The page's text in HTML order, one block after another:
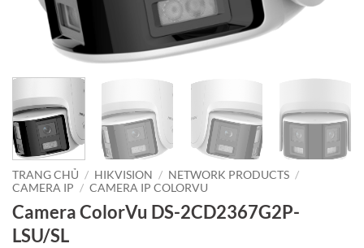
TRANG CHỦ / HIKVISION / NETWORK PRODUCTS /
CAMERA IP / CAMERA IP COLORVU
Camera ColorVu DS-2CD2367G2P-
LSU/SL